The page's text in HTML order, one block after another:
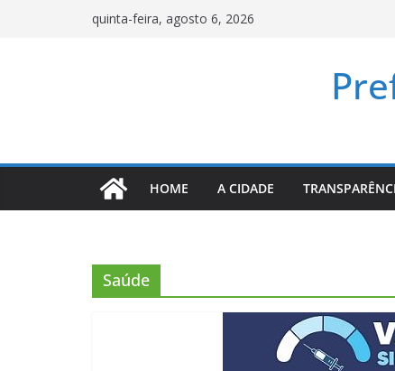
quinta-feira, agosto 6, 2026
HOME A CIDADE
Saúde